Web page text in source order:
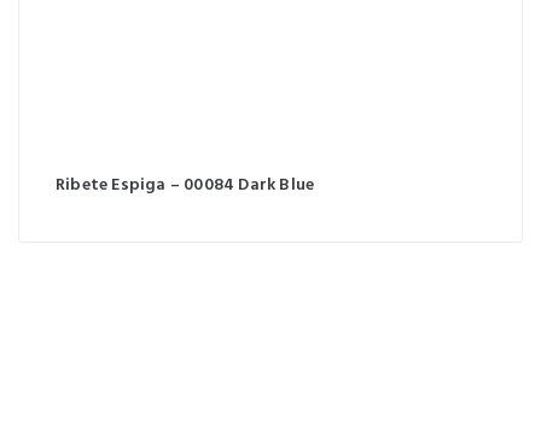
Ribete Espiga – 00084 Dark Blue